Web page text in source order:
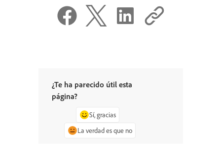
¿Te ha parecido útil esta
página?
Sí, gracias
La verdad es que no